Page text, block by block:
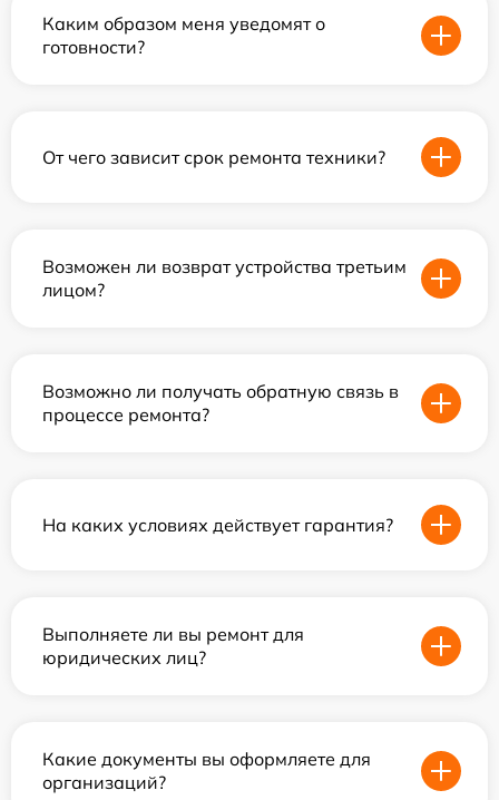
Каким образом меня уведомят о
готовности?
От чего зависит срок ремонта техники?
Возможен ли возврат устройства третьим
лицом?
Возможно ли получать обратную связь в
процессе ремонта?
На каких условиях действует гарантия?
Выполняете ли вы ремонт для
юридических лиц?
Какие документы вы оформляете для
организаций?